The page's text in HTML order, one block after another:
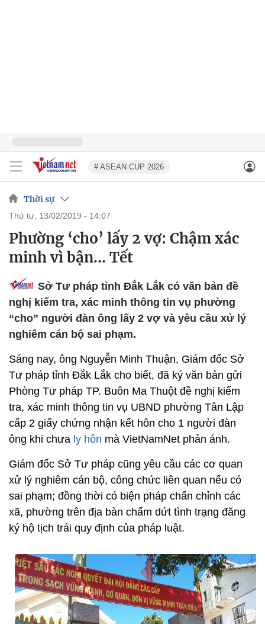
# ASEAN CUP 2026
Thời sự
thứ tư, 13/02/2019 - 14:07
Phường ‘cho’ lấy 2 vợ: Chậm xác
minh vì bận… Tết
Sở Tư pháp tỉnh Đắk Lắk có văn bản đề
nghị kiểm tra, xác minh thông tin vụ phường
“cho” người đàn ông lấy 2 vợ và yêu cầu xử lý
nghiêm cán bộ sai phạm.
Sáng nay, ông Nguyễn Minh Thuận, Giám đốc Sở
Tư pháp tỉnh Đắk Lắk cho biết, đã ký văn bản gửi
Phòng Tư pháp TP. Buôn Ma Thuột đề nghị kiểm
tra, xác minh thông tin vụ UBND phường Tân Lập
cấp 2 giấy chứng nhận kết hôn cho 1 người đàn
ông khi chưa ly hôn mà VietNamNet phản ánh.
Giám đốc Sở Tư pháp cũng yêu cầu các cơ quan
xử lý nghiêm cán bộ, công chức liên quan nếu có
sai phạm; đồng thời có biện pháp chấn chỉnh các
xã, phường trên địa bàn chấm dứt tình trạng đăng
ký hộ tịch trái quy định của pháp luật.